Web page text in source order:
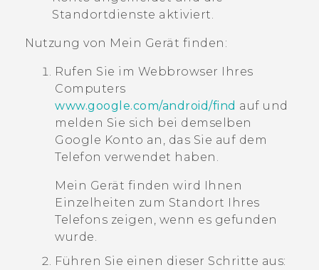
Standortdienste aktiviert.
Nutzung von Mein Gerät finden :
Rufen Sie im Webbrowser Ihres
Computers
www.google.com/android/find auf und
melden Sie sich bei demselben
Google Konto an, das Sie auf dem
Telefon verwendet haben.
Mein Gerät finden wird Ihnen
Einzelheiten zum Standort Ihres
Telefons zeigen, wenn es gefunden
wurde.
Führen Sie einen dieser Schritte aus: